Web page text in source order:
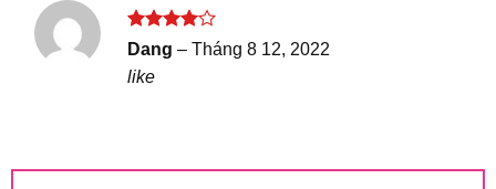
Được
xếp hạng
45 sao
Dang – Tháng 8 12, 2022
like